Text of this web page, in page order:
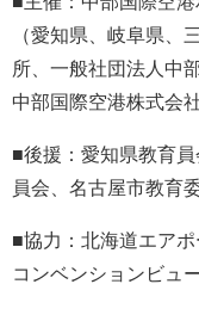
（愛知県、岐阜県、
所、一般社団法人中
中部国際空港株式会社
■後援：愛知県教育
員会、名古屋市教育
■協⼒：北海道エア
コンベンションビュ